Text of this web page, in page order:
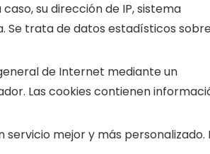
su dirección de IP, sistema
Se trata de datos estadísticos
de Internet mediante un
Las cookies contienen
mejor y más personalizado.